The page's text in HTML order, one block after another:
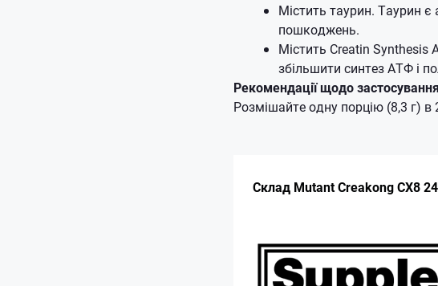
Містить таурин. Таурин
пошкоджень.
Містить Creatin Synthesis
збільшити синтез АТФ і
Рекомендації щодо
Розмішайте одну порцію (8,3 г)
Склад Mutant Creakong CX8